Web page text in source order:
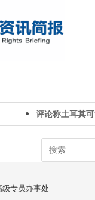
评论称土耳其
Search
专员办事处